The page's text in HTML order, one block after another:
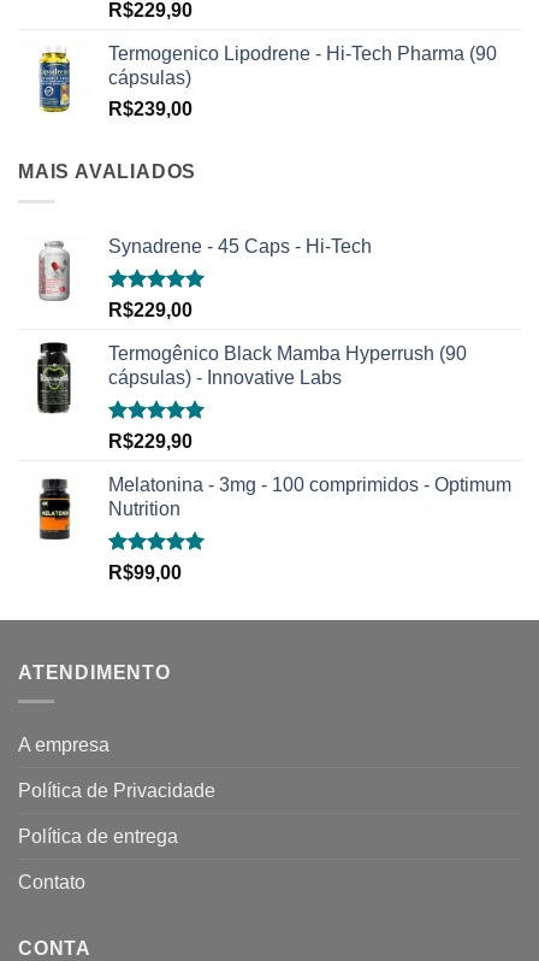
Avaliação
R$229,90
Termogenico Lipodrene - Hi-Tech Pharma (90
cápsulas)
R$239,00
MAIS AVALIADOS
Synadrene - 45 Caps - Hi-Tech
Avaliação
5.00
de 5
R$229,00
Termogênico Black Mamba Hyperrush (90
cápsulas) - Innovative Labs
Avaliação
5.00
de 5
R$229,90
Melatonina - 3mg - 100 comprimidos - Optimum
Nutrition
Avaliação
5.00
de 5
R$99,00
ATENDIMENTO
A empresa
Política de Privacidade
Política de entrega
Contato
CONTA